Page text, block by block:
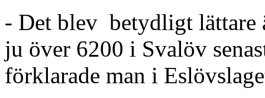
- Det blev betydligt lättare
ju över 6200 i Svalöv
förklarade man i